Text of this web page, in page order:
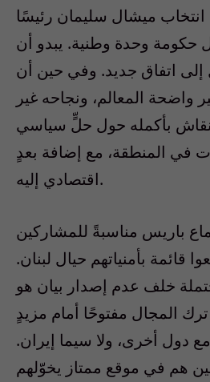
ميشال سليمان رئيسًا
حكومة وحدة وطنية. يبدو أن
إلى اتفاق جديد. وفي حين أن
واضحة المعالم، ونجاحه غير
بأكمله حول حلٍّ سياسي
في المنطقة، مع إضافة بعدٍ
اقتصادي إليه.
باريس مناسبةً للمشاركين
قائمة بأمنياتهم حيال لبنان.
خلف عدم إصدار بيان هو
المجال مفتوحًا أمام مزيدٍ
دول أخرى، ولا سيما إيران.
هم في موقع ممتاز يخوّلهم